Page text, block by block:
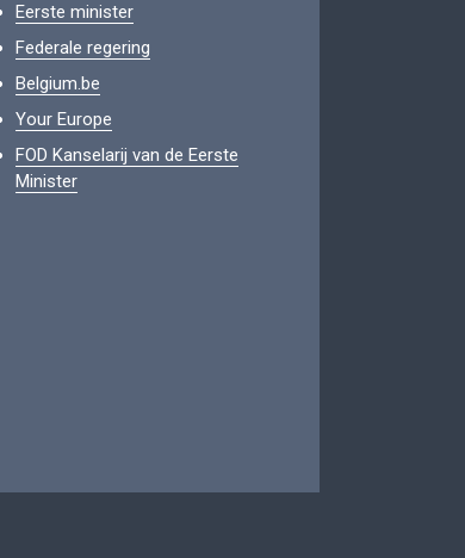
Eerste minister
Federale regering
Belgium.be
Your Europe
FOD Kanselarij van de Eerste
Minister